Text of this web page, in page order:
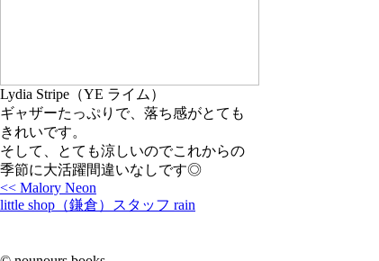
Lydia Stripe（YE ライム）
ギャザーたっぷりで、落ち感がとても
きれいです。
そして、とても涼しいのでこれからの
季節に大活躍間違いなしです◎
<< Malory Neon
little shop（鎌倉）スタッフ rain